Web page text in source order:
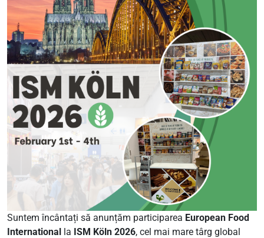
Suntem încântați să anunțăm participarea European Food
International la ISM Köln 2026, cel mai mare târg global